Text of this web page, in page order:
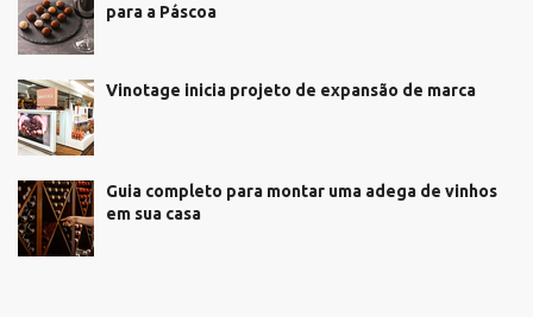
para a Páscoa
Vinotage inicia projeto de expansão de marca
Guia completo para montar uma adega de vinhos
em sua casa